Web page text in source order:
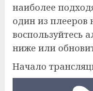
наиболее
один из плееров
воспользуйтесь
ниже или
Начало